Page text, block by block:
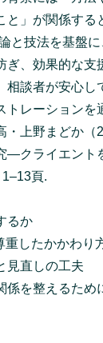
と」が関係する
と技法を基盤
ぎ、効果的な支
相談者が安心
レーションを
上野まどか（
―クライエン
頁.
るか
したかかわり
見直しの工夫
を整えるため